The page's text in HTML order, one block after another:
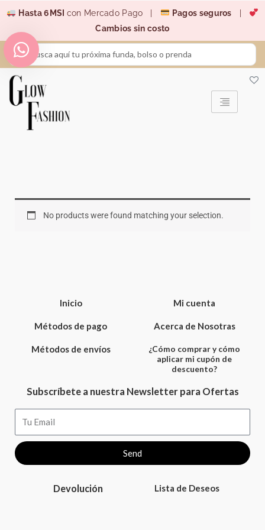
contenido
Hasta 6MSI con Mercado Pago | Pagos seguros
Cambios sin costo
Search
...
No products were found matching your selection.
Inicio
Métodos de pago
Métodos de envíos
Mi cuenta
Acerca de Nosotras
¿Cómo comprar y cómo
aplicar mi cupón de
descuento?
Subscríbete a nuestra Newsletter para Ofertas
Send
Devolución Lista de Deseos